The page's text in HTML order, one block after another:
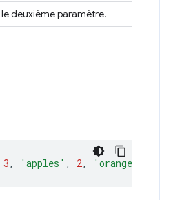
deuxième paramètre.
3, 'apples' , 2, 'oranges'